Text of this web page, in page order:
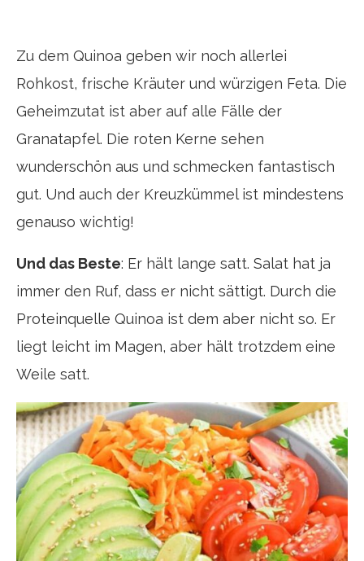
Zu dem Quinoa geben wir noch allerlei
Rohkost, frische Kräuter und würzigen Feta. Die
Geheimzutat ist aber auf alle Fälle der
Granatapfel. Die roten Kerne sehen
wunderschön aus und schmecken fantastisch
gut. Und auch der Kreuzkümmel ist mindestens
genauso wichtig!
Und das Beste: Er hält lange satt. Salat hat ja
immer den Ruf, dass er nicht sättigt. Durch die
Proteinquelle Quinoa ist dem aber nicht so. Er
liegt leicht im Magen, aber hält trotzdem eine
Weile satt.